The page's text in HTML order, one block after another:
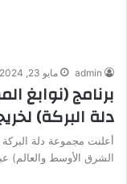
admin مايو 23, 2024
برنامج (نوابغ
دلة البركة)
أعلنت مجموعة دلة
الشرق الأوسط والعالم)